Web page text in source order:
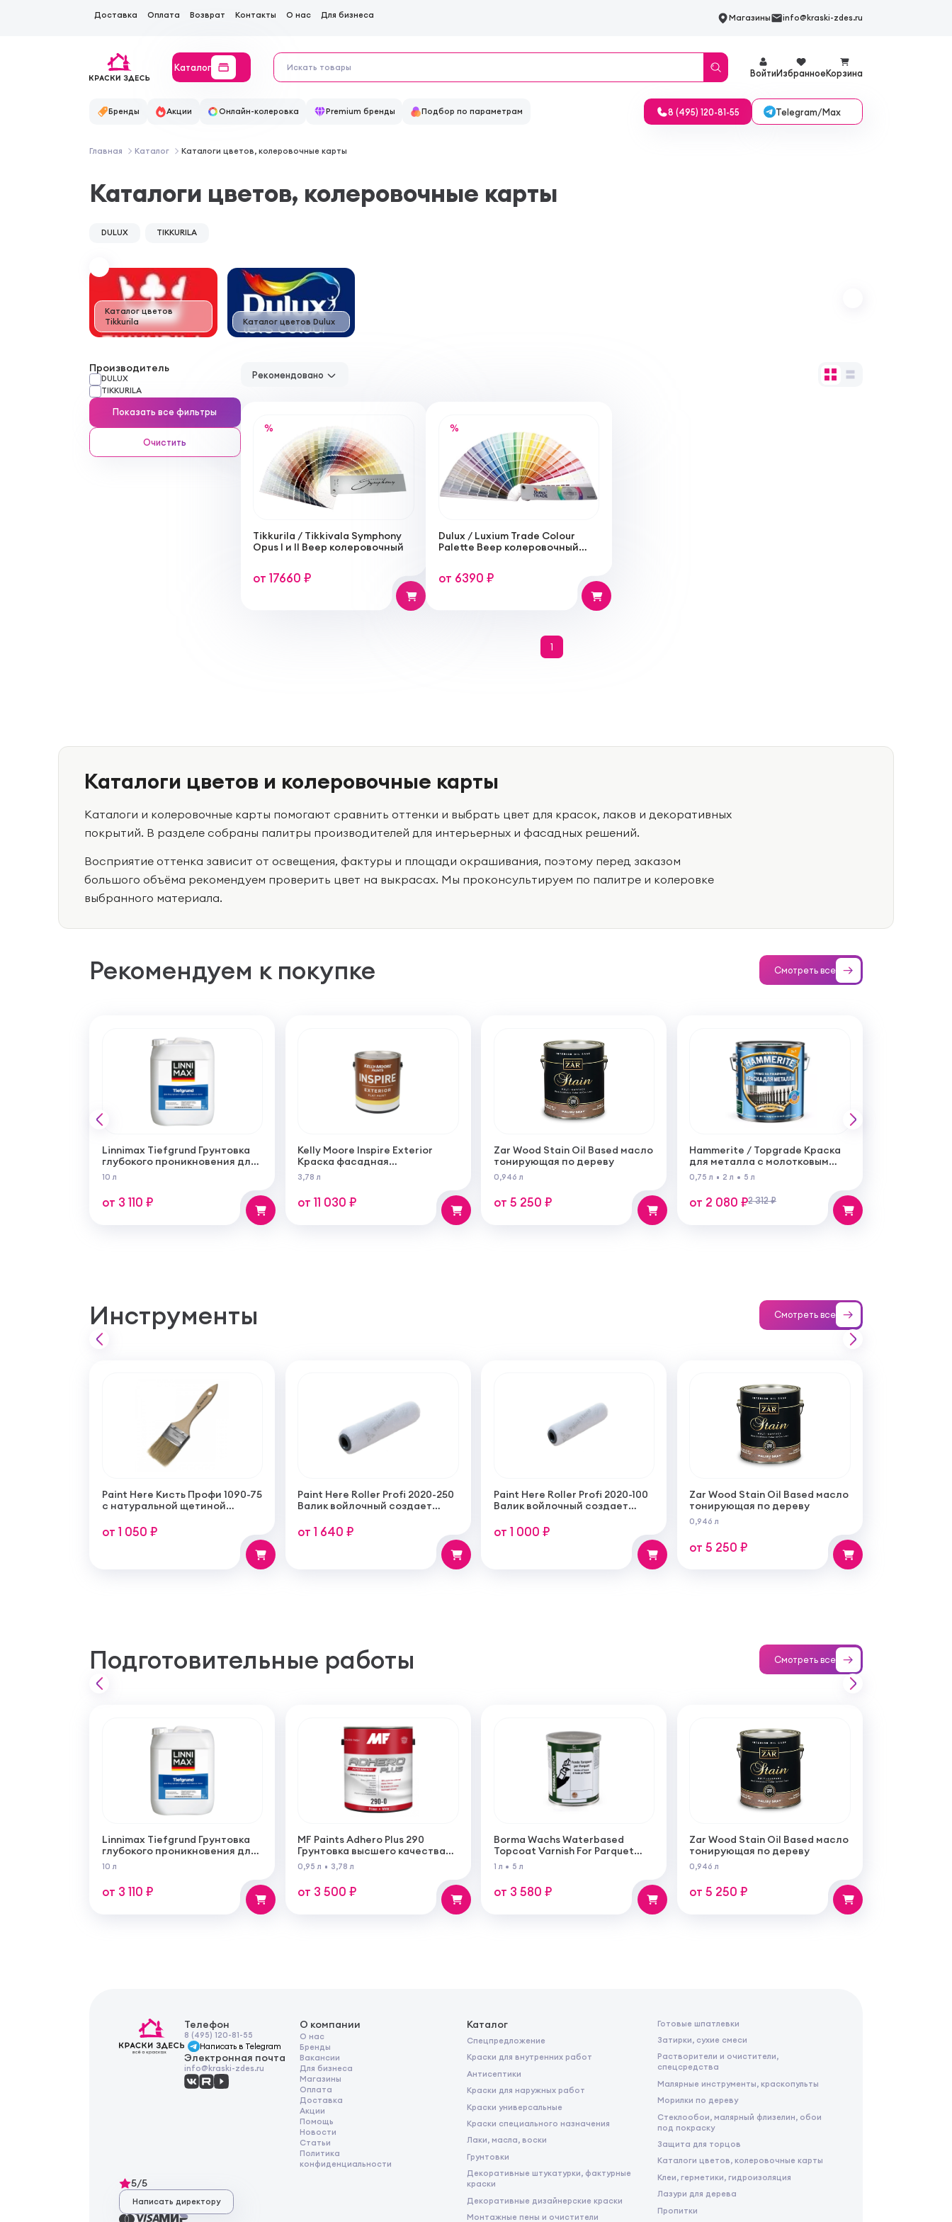
Доставка Оплата Возврат Контакты О нас Для бизнеса Магазины info@kraski-zdes.ru
Каталог
ВойтиИзбранноеКорзина
Бренды Акции Онлайн-колеровка Premium бренды Подбор по параметрам 8 (495) 120-81-55 Telegram/Max
Главная Каталог Каталоги цветов, колеровочные карты
Каталоги цветов, колеровочные карты
Каталог цветов
Tikkurila
Каталог цветов Dulux
Производитель
DULUX
TIKKURILA
Показать все фильтры
Очистить
Рекомендовано
%
Tikkurila / Tikkivala Symphony
Opus I и II Веер колеровочный
от 17660 ₽
%
Dulux / Luxium Trade Colour
Palette Веер колеровочный
от 6390 ₽
1
DULUX TIKKURILA
Каталоги цветов и колеровочные карты
Каталоги и колеровочные карты помогают сравнить оттенки и выбрать цвет для красок, лаков и декоративных
покрытий. В разделе собраны палитры производителей для интерьерных и фасадных решений.
Восприятие оттенка зависит от освещения, фактуры и площади окрашивания, поэтому перед заказом
большого объёма рекомендуем проверить цвет на выкрасах. Мы проконсультируем по палитре и колеровке
выбранного материала.
Рекомендуем к покупке Смотреть все
Linnimax Tiefgrund Грунтовка
глубокого проникновения для
внутренних и наружных работ
10 л
от 3 110 ₽
Kelly Moore Inspire Exterior
Краска фасадная
самогрунтующаяся
суперукрывистая ультра
матовая
3,78 л
от 11 030 ₽
Zar Wood Stain Oil Based масло
тонирующая по дереву
0,946 л
от 5 250 ₽
Hammerite / Topgrade Краска
для металла с молотковым
эффектом
0,75 л 2 л 5 л
от 2 080 ₽2 312 ₽
Инструменты Смотреть все
Paint Here Кисть Профи 1090-75
с натуральной щетиной
от 1 050 ₽
Paint Here Roller Profi 2020-250
Валик войлочный создает
покрытия 250мм
от 1 640 ₽
Paint Here Roller Profi 2020-100
Валик войлочный создает
покрытия 100мм
от 1 000 ₽
Zar Wood Stain Oil Based масло
тонирующая по дереву
0,946 л
от 5 250 ₽
Подготовительные работы Смотреть все
Linnimax Tiefgrund Грунтовка
глубокого проникновения для
внутренних и наружных работ
10 л
от 3 110 ₽
MF Paints Adhero Plus 290
Грунтовка высшего качества
из 100% акрилового латекса
для внутренних и наружных
работ
0,95 л 3,78 л
от 3 500 ₽
Borma Wachs Waterbased
Topcoat Varnish For Parquet
Грунт для паркета на водной
основе для внутренних работ
1 л 5 л
от 3 580 ₽
Zar Wood Stain Oil Based масло
тонирующая по дереву
0,946 л
от 5 250 ₽
Телефон
8 (495) 120-81-55
Написать в Telegram
Электронная почта
info@kraski-zdes.ru
5/5
Написать директору
О компании
О нас
Бренды
Вакансии
Для бизнеса
Магазины
Оплата
Доставка
Акции
Помощь
Новости
Статьи
Политика
конфиденциальности
Каталог
Спецпредложение
Краски для внутренних работ
Антисептики
Краски для наружных работ
Краски универсальные
Краски специального назначения
Лаки, масла, воски
Грунтовки
Декоративные штукатурки, фактурные
краски
Декоративные дизайнерские краски
Монтажные пены и очистители
Готовые шпатлевки
Затирки, сухие смеси
Растворители и очистители,
спецсредства
Малярные инструменты, краскопульты
Морилки по дереву
Стеклообои, малярный флизелин, обои
под покраску
Защита для торцов
Каталоги цветов, колеровочные карты
Клеи, герметики, гидроизоляция
Лазури для дерева
Пропитки